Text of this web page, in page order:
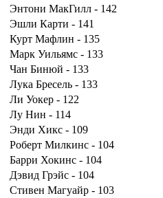
Энтони МакГилл - 142
Эшли Карти - 141
Курт Мафлин - 135
Марк Уильямс - 133
Чан Бинюй - 133
Лука Бресель - 133
Ли Уокер - 122
Лу Нин - 114
Энди Хикс - 109
Роберт Милкинс - 104
Барри Хокинс - 104
Дэвид Грэйс - 104
Стивен Магуайр - 103